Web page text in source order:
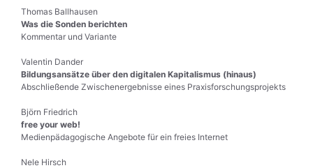
Thomas Ballhausen
Was die Sonden berichten
Kommentar und Variante
Valentin Dander
Bildungsansätze über den digitalen Kapitalismus (hinaus)
Abschließende Zwischenergebnisse eines Praxisforschungsprojekts
Björn Friedrich
free your web!
Medienpädagogische Angebote für ein freies Internet
Nele Hirsch